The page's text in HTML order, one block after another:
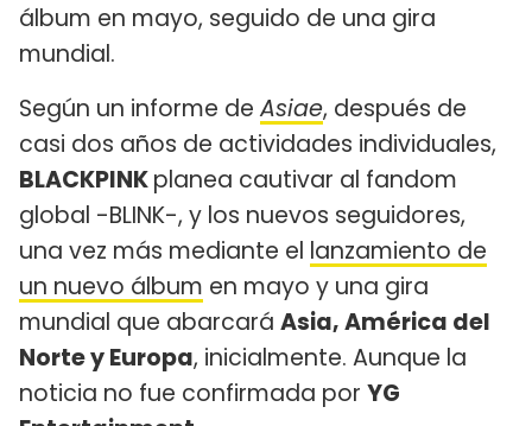
álbum en mayo, seguido de una gira
mundial.
Según un informe deAsiae, después de
casi dos años de actividades individuales,
BLACKPINKplanea cautivar al fandom
global -BLINK-, y los nuevos seguidores,
una vez más mediante el lanzamiento de
un nuevo álbum en mayo y una gira
mundial que abarcará Asia, América del
Norte y Europa, inicialmente. Aunque la
noticia no fue confirmada por YG